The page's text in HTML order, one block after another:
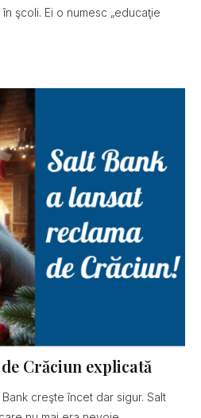
şcoli. Ei o numesc „educaţie
Crăciun explicată
creşte încet dar sigur. Salt